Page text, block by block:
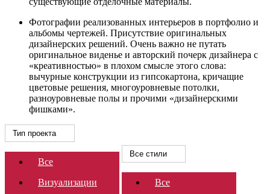
Фотографии реализованных интерьеров в портфолио и
альбомы чертежей. Присутствие оригинальных
дизайнерских решений. Очень важно не путать
оригинальное виденье и авторский почерк дизайнера с
«креативностью» в плохом смысле этого слова:
вычурные конструкции из гипсокартона, кричащие
цветовые решения, многоуровневые потолки,
разноуровневые полы и прочими «дизайнерскими
фишками».
Тип проекта
Все
Визуализации
Все стили
Все